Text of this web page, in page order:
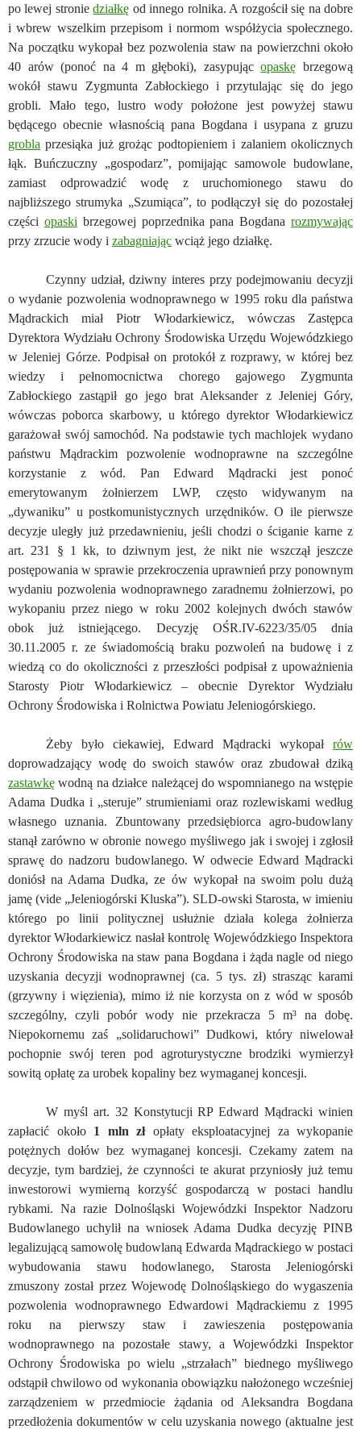
po lewej stroniedziałkę od innego rolnika. A rozgościł się na dobre
i wbrew wszelkim przepisom i normom współżycia społecznego.
Na początku wykopał bez pozwolenia staw na powierzchni około
40 arów (ponoć na 4 m głęboki), zasypującopaskę brzegową
wokół stawu Zygmunta Zabłockiego i przytulając się do jego
grobli. Mało tego, lustro wody położone jest powyżej stawu
będącego obecnie własnością pana Bogdana i usypana z gruzu
grobla przesiąka już grożąc podtopieniem i zalaniem okolicznych
łąk. Buńczuczny „gospodarz”, pomijając samowole budowlane,
zamiast odprowadzić wodę z uruchomionego stawu do
najbliższego strumyka „Szumiąca”, to podłączył się do pozostałej
części opaski brzegowej poprzednika pana Bogdanarozmywając
przy zrzucie wody i zabagniając wciąż jego działkę.
Czynny udział, dziwny interes przy podejmowaniu decyzji
o wydanie pozwolenia wodnoprawnego w 1995 roku dla państwa
Mądrackich miał Piotr Włodarkiewicz, wówczas Zastępca
Dyrektora Wydziału Ochrony Środowiska Urzędu Wojewódzkiego
w Jeleniej Górze. Podpisał on protokół z rozprawy, w której bez
wiedzy i pełnomocnictwa chorego gajowego Zygmunta
Zabłockiego zastąpił go jego brat Aleksander z Jeleniej Góry,
wówczas poborca skarbowy, u którego dyrektor Włodarkiewicz
garażował swój samochód. Na podstawie tych machlojek wydano
państwu Mądrackim pozwolenie wodnoprawne na szczególne
korzystanie z wód. Pan Edward Mądracki jest ponoć
emerytowanym żołnierzem LWP, często widywanym na
„dywaniku” u postkomunistycznych urzędników. O ile pierwsze
decyzje uległy już przedawnieniu, jeśli chodzi o ściganie karne z
art. 231 § 1 kk, to dziwnym jest, że nikt nie wszczął jeszcze
postępowania w sprawie przekroczenia uprawnień przy ponownym
wydaniu pozwolenia wodnoprawnego zaradnemu żołnierzowi, po
wykopaniu przez niego w roku 2002 kolejnych dwóch stawów
obok już istniejącego. Decyzję OŚR.IV-6223/35/05 dnia
30.11.2005 r. ze świadomością braku pozwoleń na budowę i z
wiedzą co do okoliczności z przeszłości podpisał z upoważnienia
Starosty Piotr Włodarkiewicz – obecnie Dyrektor Wydziału
Ochrony Środowiska i Rolnictwa Powiatu Jeleniogórskiego.
Żeby było ciekawiej, Edward Mądracki wykopał rów
doprowadzający wodę do swoich stawów oraz zbudował dziką
zastawkę wodną na działce należącej do wspomnianego na wstępie
Adama Dudka i „steruje” strumieniami oraz rozlewiskami według
własnego uznania. Zbuntowany przedsiębiorca agro-budowlany
stanął zarówno w obronie nowego myśliwego jak i swojej i zgłosił
sprawę do nadzoru budowlanego. W odwecie Edward Mądracki
doniósł na Adama Dudka, ze ów wykopał na swoim polu dużą
jamę (vide „Jeleniogórski Kluska”). SLD-owski Starosta, w imieniu
którego po linii politycznej usłużnie działa kolega żołnierza
dyrektor Włodarkiewicz nasłał kontrolę Wojewódzkiego Inspektora
Ochrony Środowiska na staw pana Bogdana i żąda nagle od niego
uzyskania decyzji wodnoprawnej (ca. 5 tys. zł) strasząc karami
(grzywny i więzienia), mimo iż nie korzysta on z wód w sposób
szczególny, czyli pobór wody nie przekracza 5 m³ na dobę.
Niepokornemu zaś „solidaruchowi” Dudkowi, który niwelował
pochopnie swój teren pod agroturystyczne brodziki wymierzył
sowitą opłatę za urobek kopaliny bez wymaganej koncesji.
W myśl art. 32 Konstytucji RP Edward Mądracki winien
zapłacić około 1 mln złopłaty eksploatacyjnej za wykopanie
potężnych dołów bez wymaganej koncesji. Czekamy zatem na
decyzje, tym bardziej, że czynności te akurat przyniosły już temu
inwestorowi wymierną korzyść gospodarczą w postaci handlu
rybkami. Na razie Dolnośląski Wojewódzki Inspektor Nadzoru
Budowlanego uchylił na wniosek Adama Dudka decyzję PINB
legalizującą samowolę budowlaną Edwarda Mądrackiego w postaci
wybudowania stawu hodowlanego, Starosta Jeleniogórski
zmuszony został przez Wojewodę Dolnośląskiego do wygaszenia
pozwolenia wodnoprawnego Edwardowi Mądrackiemu z 1995
roku na pierwszy staw i zawieszenia postępowania
wodnoprawnego na pozostałe stawy, a Wojewódzki Inspektor
Ochrony Środowiska po wielu „strzałach” biednego myśliwego
odstąpił chwilowo od wykonania obowiązku nałożonego wcześniej
zarządzeniem w przedmiocie żądania od Aleksandra Bogdana
przedłożenia dokumentów w celu uzyskania nowego (aktualne jest